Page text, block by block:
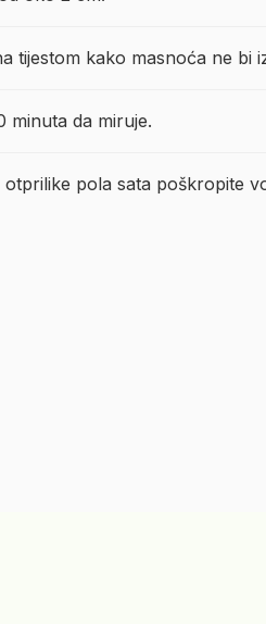
tijestom kako masnoća ne bi
minuta da miruje.
pola sata poškropite